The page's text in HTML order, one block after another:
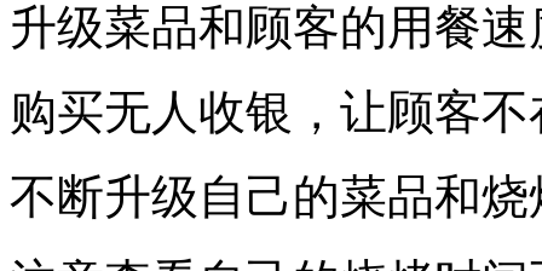
升级菜品和顾客的用餐
购买无人收银，让顾客
不断升级自己的菜品和